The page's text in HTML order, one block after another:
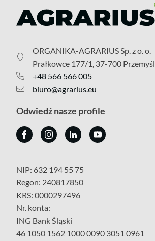
ORGANIKA-AGRARIUS Sp. z o. o.
Prałkowce 177/1, 37-700 Przemyśl
+48 566 566 005
biuro@agrarius.eu
Odwiedź nasze profile
NIP: 632 194 55 75
Regon: 240817850
KRS: 0000297496
Nr. konta:
ING Bank Śląski
46 1050 1562 1000 0090 3051 0961